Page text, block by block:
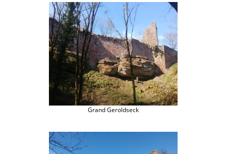
Grand Geroldseck